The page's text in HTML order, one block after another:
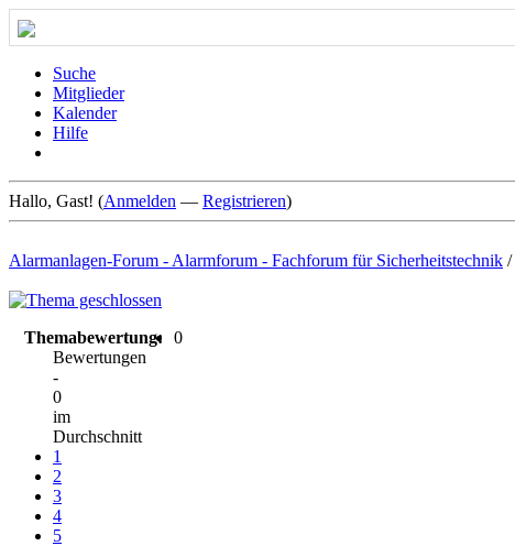
Suche
Mitglieder
Kalender
Hilfe
Hallo, Gast! (Anmelden — Registrieren)
Alarmanlagen-Forum - Alarmforum - Fachforum für Sicherheitstechnik /
Themabewertung:
0
Bewertungen
-
0
im
Durchschnitt
1
2
3
4
5